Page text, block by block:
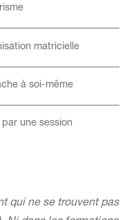
qui ne se trouvent pas
matricielle
à soi-même
une session